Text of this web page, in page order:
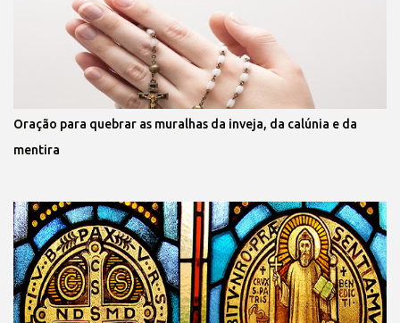
Oração para quebrar as muralhas da inveja, da calúnia e da
mentira